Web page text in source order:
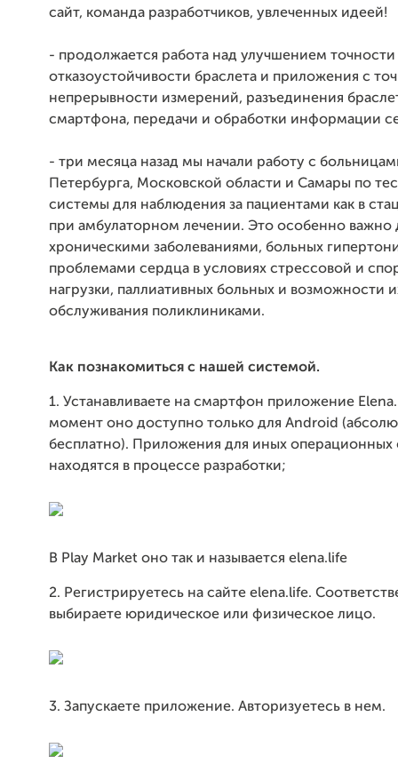
сайт, команда разработчиков, увлеченных идеей!
- продолжается работа над улучшением
отказоустойчивости браслета и приложения с
непрерывности измерений, разъединения
смартфона, передачи и обработки информации
- три месяца назад мы начали работу с
Петербурга, Московской области и Самары по
системы для наблюдения за пациентами как в
при амбулаторном лечении. Это особенно важно
хроническими заболеваниями, больных
проблемами сердца в условиях стрессовой и
нагрузки, паллиативных больных и возможности
обслуживания поликлиниками.
Как познакомиться с нашей системой.
1. Устанавливаете на смартфон приложение
момент оно доступно только для Android
бесплатно). Приложения для иных операционных
находятся в процессе разработки;
В Play Мarket оно так и называется elena.life
2. Регистрируетесь на сайте elena.life.
выбираете юридическое или физическое лицо.
3. Запускаете приложение. Авторизуетесь в нем.